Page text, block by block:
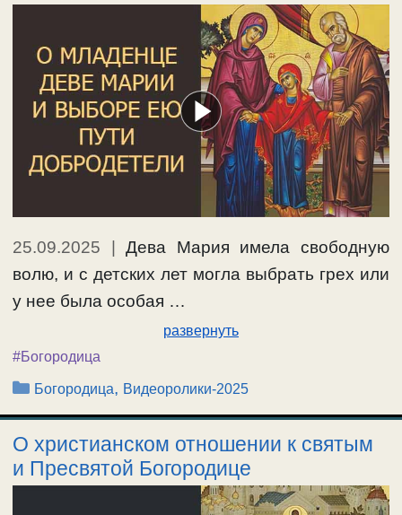
25.09.2025 |Дева Мария имела свободную
волю, и с детских лет могла выбрать грех или
у нее была особая …
развернуть
#Богородица
Рубрики
Богородица, Видеоролики-2025
О христианском отношении к святым
и Пресвятой Богородице